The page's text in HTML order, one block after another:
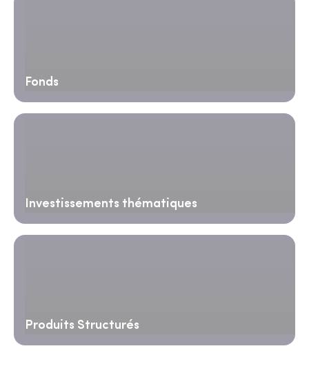
Fonds
Investissements thématiques
Produits Structurés